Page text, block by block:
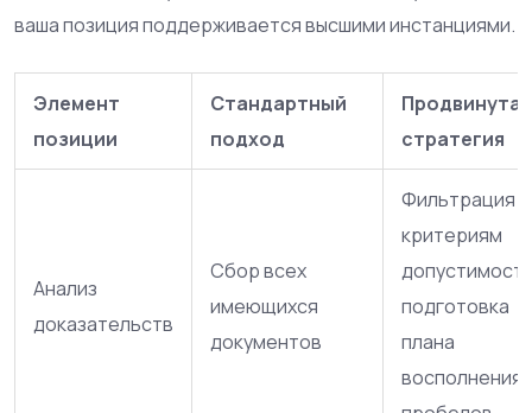
ваша позиция поддерживается высшими инстанциями.
Элемент
позиции
Стандартный
подход
Продвинутая
стратегия
Анализ
доказательств
Сбор всех
имеющихся
документов
Фильтрация
критериям
подготовка
плана
восполнения